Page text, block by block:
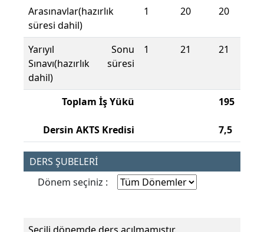
Arasınavlar(hazırlık
süresi dahil)
1 20 20
Yarıyıl Sonu
Sınavı(hazırlık süresi
dahil)
1 21 21
Toplam İş Yükü
Dersin AKTS Kredisi
195
7,5
DERS ŞUBELERİ
Dönem seçiniz :